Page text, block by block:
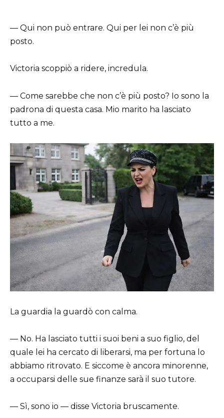
— Qui non può entrare. Qui per lei non c’è più
posto.
Victoria scoppiò a ridere, incredula.
— Come sarebbe che non c’è più posto? Io sono la
padrona di questa casa. Mio marito ha lasciato
tutto a me.
La guardia la guardò con calma.
— No. Ha lasciato tutti i suoi beni a suo figlio, del
quale lei ha cercato di liberarsi, ma per fortuna lo
abbiamo ritrovato. E siccome è ancora minorenne,
a occuparsi delle sue finanze sarà il suo tutore.
— Sì, sono io — disse Victoria bruscamente.